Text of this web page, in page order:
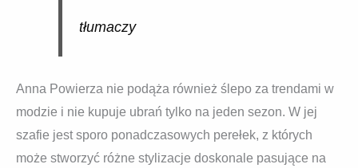
tłumaczy
Anna Powierza nie podąża również ślepo za trendami w
modzie i nie kupuje ubrań tylko na jeden sezon. W jej
szafie jest sporo ponadczasowych perełek, z których
może stworzyć różne stylizacje doskonale pasujące na